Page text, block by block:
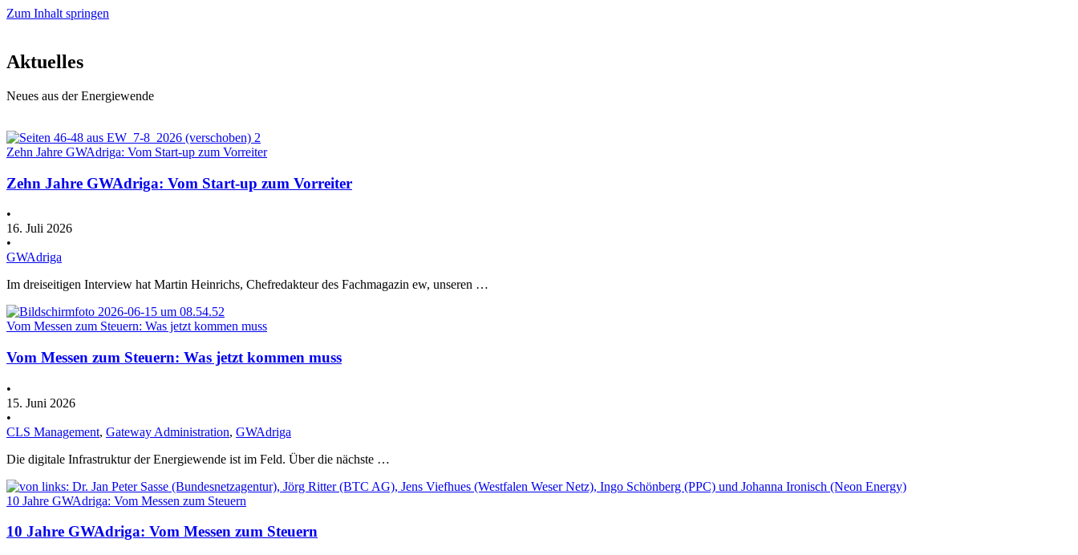
Zum Inhalt springen
Aktuelles
Neues aus der Energiewende
Zehn Jahre GWAdriga: Vom Start-up zum Vorreiter
Zehn Jahre GWAdriga: Vom Start-up zum Vorreiter
•
16. Juli 2026
•
GWAdriga
Im dreiseitigen Interview hat Martin Heinrichs, Chefredakteur des Fachmagazin ew, unseren …
Vom Messen zum Steuern: Was jetzt kommen muss
Vom Messen zum Steuern: Was jetzt kommen muss
•
15. Juni 2026
•
CLS Management, Gateway Administration, GWAdriga
Die digitale Infrastruktur der Energiewende ist im Feld. Über die nächste …
10 Jahre GWAdriga: Vom Messen zum Steuern
10 Jahre GWAdriga: Vom Messen zum Steuern